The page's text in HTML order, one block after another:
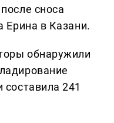
сноса
Ерина в Казани.
обнаружили
241